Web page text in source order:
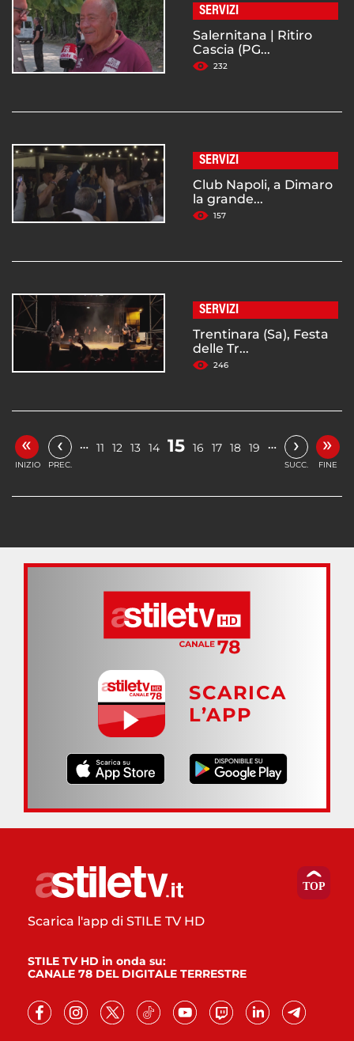
SERVIZI
Salernitana | Ritiro
Cascia (PG...
232
SERVIZI
Club Napoli, a Dimaro
la grande...
157
SERVIZI
Trentinara (Sa), Festa
delle Tr...
246
«
INIZIO
‹
PREC.
… 11 12 13 14 15 16 17 18 19 … ›
SUCC.
»
FINE
SCARICA
L’APP
Scarica l'app di STILE TV HD
STILE TV HD in onda su:
CANALE 78 DEL DIGITALE TERRESTRE